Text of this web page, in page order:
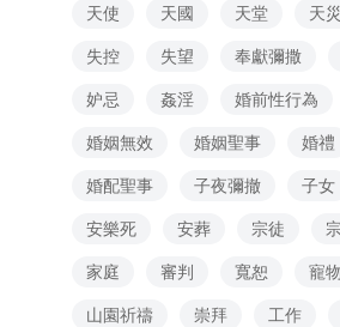
天使
天國 天堂 天災
失控
失望 奉獻彌撒
妒忌
姦淫 婚前性行為
婚姻無效
婚姻聖事 婚禮
婚配聖事
子夜彌撤 子女
安樂死
安葬 宗徒
家庭
審判 寬恕 寵物
山園祈禱
崇拜 工作